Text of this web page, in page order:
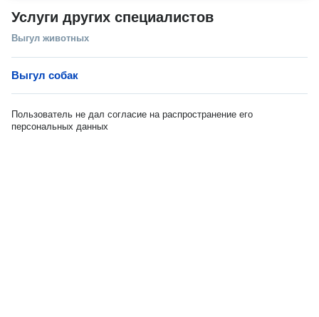
Услуги других специалистов
Выгул животных
Выгул собак
Пользователь не дал согласие на распространение его
персональных данных